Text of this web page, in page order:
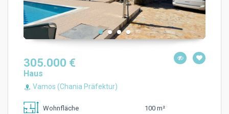
305.000 €
Haus
Vamos (Chania Präfektur)
Wohnfläche 100 m²